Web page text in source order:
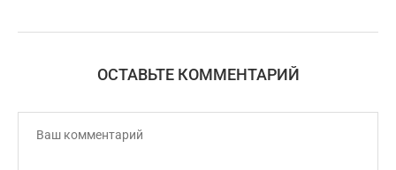
ОСТАВЬТЕ КОММЕНТАРИЙ